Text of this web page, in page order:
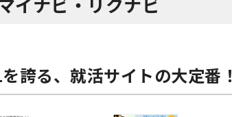
誇る、就活サイトの大定番！